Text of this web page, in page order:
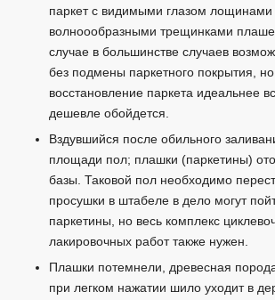
паркет с видимыми глазом лощинами
волноообразными трещинками
случае в большинстве случаев
без подмены паркетного покрытия,
восстановление паркета идеальнее
дешевле обойдется.
Вздувшийся после обильного
площади пол; плашки (паркетины)
базы. Таковой пол необходимо
просушки в штабеле в дело могут
паркетины, но весь комплекс
лакировочных работ также нужен.
Плашки потемнели, древесная
при легком нажатии шило уходит в